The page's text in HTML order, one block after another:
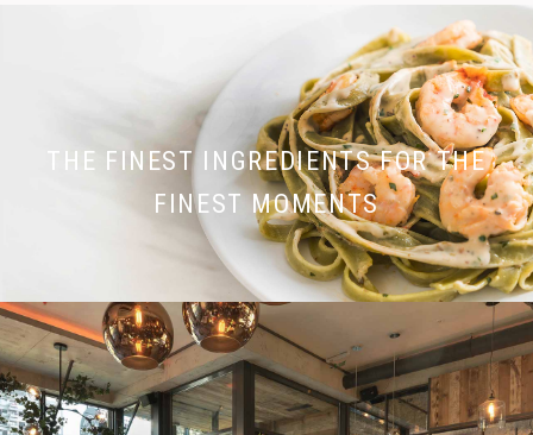
THE FINEST INGREDIENTS FOR THE
FINEST MOMENTS